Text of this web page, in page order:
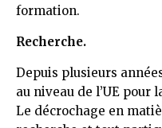
formation.
Recherche.
Depuis plusieurs
au niveau de l’UE pour
Le décrochage en